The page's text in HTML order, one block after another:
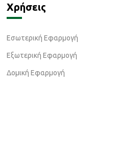
Χρήσεις
Εσωτερική Εφαρμογή
Εξωτερική Εφαρμογή
Δομική Εφαρμογή